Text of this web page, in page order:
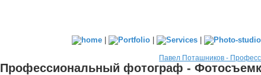
| | |
Павел Поташников -
Профессиональный фотограф -